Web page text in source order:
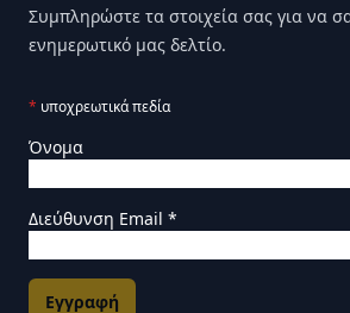
Συμπληρώστε τα στοιχεία σας για να
ενημερωτικό μας δελτίο.
* υποχρεωτικά πεδία
Όνομα
Διεύθυνση Email *